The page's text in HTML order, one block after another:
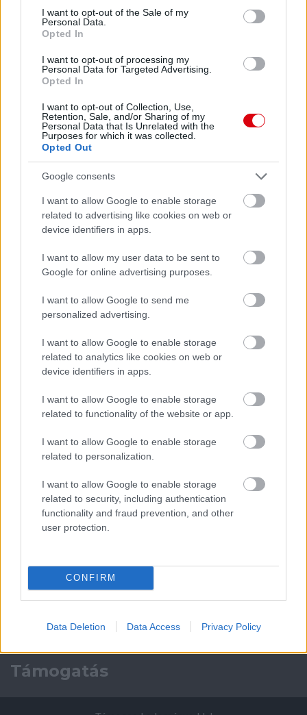
consent section.
I want to opt-out of the Sale of my
Personal Data.
Opted In
I want to opt-out of processing my
Personal Data for Targeted Advertising.
Opted In
I want to opt-out of Collection, Use,
Retention, Sale, and/or Sharing of my
Personal Data that Is Unrelated with the
Purposes for which it was collected.
Opted Out
Google consents
I want to allow Google to enable storage
related to advertising like cookies on web or
device identifiers in apps.
I want to allow my user data to be sent to
Google for online advertising purposes.
I want to allow Google to send me
personalized advertising.
I want to allow Google to enable storage
related to analytics like cookies on web or
device identifiers in apps.
I want to allow Google to enable storage
related to functionality of the website or app.
I want to allow Google to enable storage
related to personalization.
I want to allow Google to enable storage
related to security, including authentication
functionality and fraud prevention, and other
user protection.
CONFIRM
Data Deletion Data Access Privacy Policy
Meccs Center
Paris Saint-Germainvs
Manchester United
Nya Ullevi, Göteborg
2026-08-08 17:00
1 nap 7 óra 44 perc 15 másodperc
Leeds UnitedvsManchester United2026-08-12 20:30
AC MilanvsManchester United2026-08-15 18:00
ELŐZŐ MÉRKŐZÉSEK
Támogatás